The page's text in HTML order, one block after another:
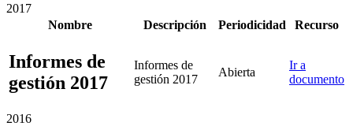
2017
Nombre
Descripción Periodicidad Recurso
Informes de
gestión 2017
Informes de
gestión 2017
Abierta
Ir a
documento
2016